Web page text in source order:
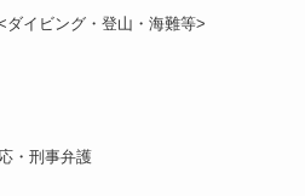
ダイビング・登山・海難等>
・刑事弁護